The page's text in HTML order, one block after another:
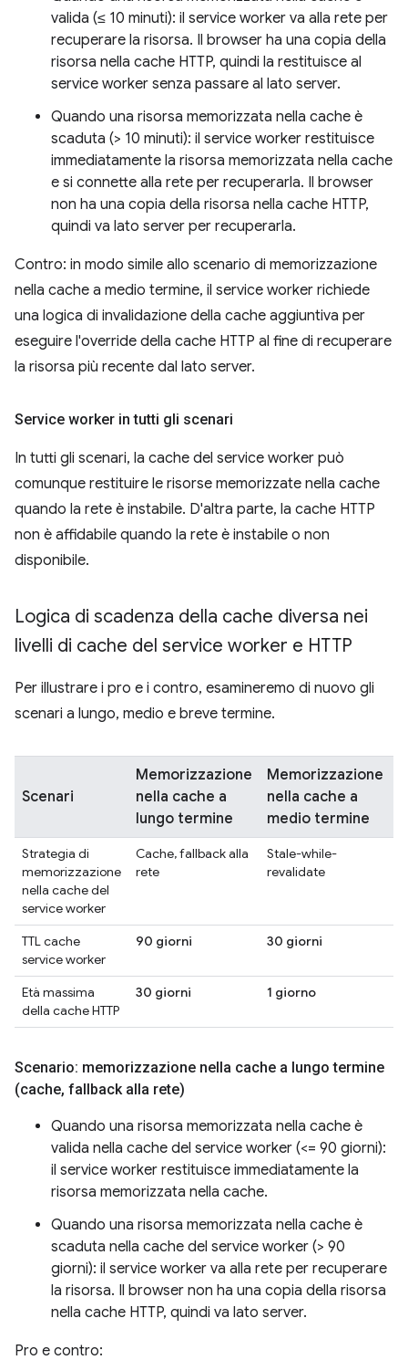
valida (≤ 10 minuti): il service worker va alla rete per
recuperare la risorsa. Il browser ha una copia della
risorsa nella cache HTTP, quindi la restituisce al
service worker senza passare al lato server.
Quando una risorsa memorizzata nella cache è
scaduta (> 10 minuti): il service worker restituisce
immediatamente la risorsa memorizzata nella cache
e si connette alla rete per recuperarla. Il browser
non ha una copia della risorsa nella cache HTTP,
quindi va lato server per recuperarla.
Contro: in modo simile allo scenario di memorizzazione
nella cache a medio termine, il service worker richiede
una logica di invalidazione della cache aggiuntiva per
eseguire l'override della cache HTTP al fine di recuperare
la risorsa più recente dal lato server.
Service worker in tutti gli scenari
In tutti gli scenari, la cache del service worker può
comunque restituire le risorse memorizzate nella cache
quando la rete è instabile. D'altra parte, la cache HTTP
non è affidabile quando la rete è instabile o non
disponibile.
Logica di scadenza della cache diversa nei
livelli di cache del service worker e HTTP
Per illustrare i pro e i contro, esamineremo di nuovo gli
scenari a lungo, medio e breve termine.
Scenari
Memorizzazione
nella cache a
lungo termine
Memorizzazione
nella cache a
medio termine
Strategia di
memorizzazione
nella cache del
service worker
Cache, fallback alla
rete
Stale-while-
revalidate
TTL cache
service worker
90 giorni 30 giorni
Età massima
della cache HTTP
30 giorni 1 giorno
Scenario: memorizzazione nella cache a lungo termine
(cache, fallback alla rete)
Quando una risorsa memorizzata nella cache è
valida nella cache del service worker (<= 90 giorni):
il service worker restituisce immediatamente la
risorsa memorizzata nella cache.
Quando una risorsa memorizzata nella cache è
scaduta nella cache del service worker (> 90
giorni): il service worker va alla rete per recuperare
la risorsa. Il browser non ha una copia della risorsa
nella cache HTTP, quindi va lato server.
Pro e contro: